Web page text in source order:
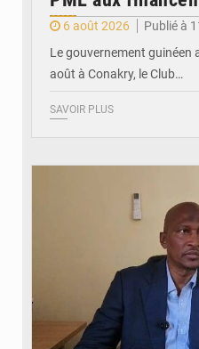
6 août 2026
Publié à
Le gouvernement guinéen
août à Conakry, le Club…
SAVOIR PLUS